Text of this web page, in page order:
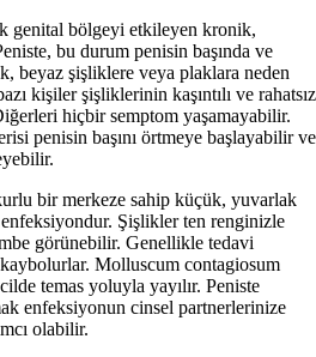
genital bölgeyi etkileyen kronik,
bu durum penisin başında ve
beyaz şişliklere veya plaklara neden
kişiler şişliklerinin kaşıntılı ve rahatsız
hiçbir semptom yaşamayabilir.
penisin başını örtmeye başlayabilir ve
bir merkeze sahip küçük, yuvarlak
Şişlikler ten renginizle
görünebilir. Genellikle tedavi
Molluscum contagiosum
temas yoluyla yayılır. Peniste
enfeksiyonun cinsel partnerlerinize
olabilir.